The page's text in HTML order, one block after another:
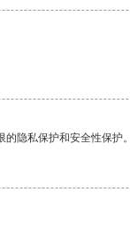
的隐私保护和安全性保护